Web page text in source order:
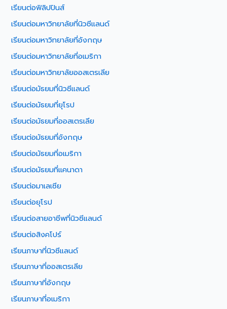
เรียนต่อฟิลิปปินส์
เรียนต่อมหาวิทยาลัยที่นิวซีแลนด์
เรียนต่อมหาวิทยาลัยที่อังกฤษ
เรียนต่อมหาวิทยาลัยที่อเมริกา
เรียนต่อมหาวิทยาลัยออสเตรเลีย
เรียนต่อมัธยมที่นิวซีแลนด์
เรียนต่อมัธยมที่ยุโรป
เรียนต่อมัธยมที่ออสเตรเลีย
เรียนต่อมัธยมที่อังกฤษ
เรียนต่อมัธยมที่อเมริกา
เรียนต่อมัธยมที่แคนาดา
เรียนต่อมาเลเซีย
เรียนต่อยุโรป
เรียนต่อสายอาชีพที่นิวซีแลนด์
เรียนต่อสิงคโปร์
เรียนภาษาที่นิวซีแลนด์
เรียนภาษาที่ออสเตรเลีย
เรียนภาษาที่อังกฤษ
เรียนภาษาที่อเมริกา